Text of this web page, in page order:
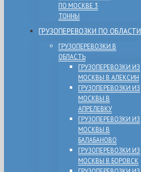
ПО МОСКВЕ 3
ТОННЫ
ГРУЗОПЕРЕВОЗКИ ПО ОБЛАСТИ
ГРУЗОПЕРЕВОЗКИ В
ОБЛАСТЬ
ГРУЗОПЕРЕВОЗКИ ИЗ
МОСКВЫ В АЛЕКСИН
ГРУЗОПЕРЕВОЗКИ ИЗ
МОСКВЫ В
АПРЕЛЕВКУ
ГРУЗОПЕРЕВОЗКИ ИЗ
МОСКВЫ В
БАЛАБАНОВО
ГРУЗОПЕРЕВОЗКИ ИЗ
МОСКВЫ В БОРОВСК